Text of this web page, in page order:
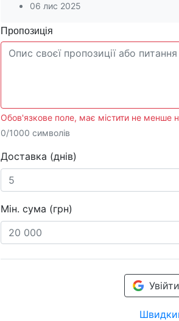
06 лис 2025
Пропозиція
Обов'язкове поле, має містити не менше
0/1000 символів
Доставка (днів)
Мін. сума (грн)